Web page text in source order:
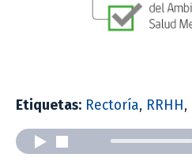
Etiquetas: Rectoría, RRHH,